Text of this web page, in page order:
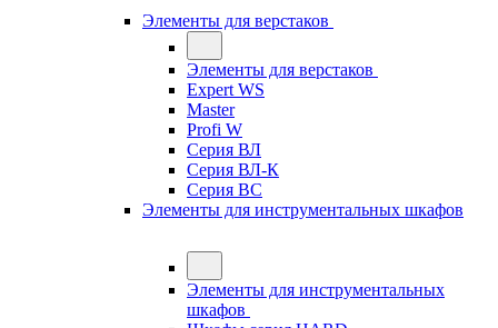
Элементы для верстаков
Элементы для верстаков
Expert WS
Master
Profi W
Серия ВЛ
Серия ВЛ-К
Серия ВС
Элементы для инструментальных шкафов
Элементы для инструментальных
шкафов